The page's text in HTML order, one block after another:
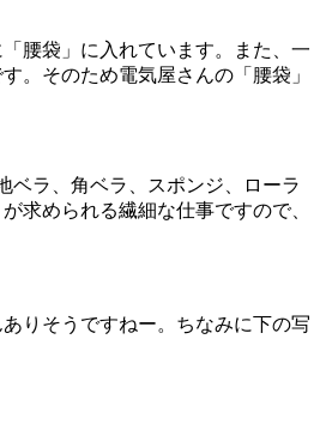
腰袋」に入れています。また、一
。そのため電気屋さんの「腰袋」
ベラ、角ベラ、スポンジ、ローラ
求められる繊細な仕事ですので、
りそうですねー。ちなみに下の写